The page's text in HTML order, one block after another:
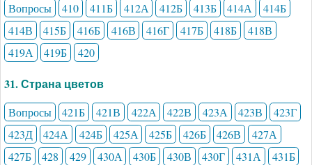
Вопросы 410 411Б 412А 412Б 413Б 414А
414Б
414В
415Б 416Б 416В 416Г 417Б 418Б
418В
419А
419Б 420
31. Страна цветов
Вопросы 421Б 421В 422А 422В 423А 423В
423Г
423Д
424А 424Б 425А 425Б 426Б 426В
427А
427Б
428 429 430А 430Б 430В 430Г 431А
431Б